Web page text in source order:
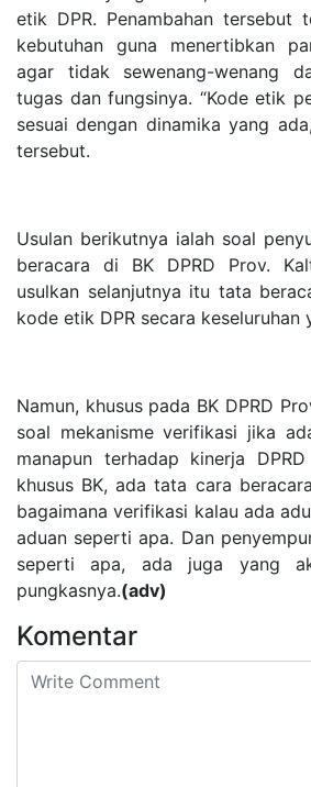
etik DPR. Penambahan tersebut
kebutuhan guna menertibkan
agar tidak sewenang-wenang
tugas dan fungsinya. “Kode etik
sesuai dengan dinamika yang
tersebut.
Usulan berikutnya ialah soal
beracara di BK DPRD Prov.
usulkan selanjutnya itu tata
kode etik DPR secara keseluruhan
Namun, khusus pada BK DPRD
soal mekanisme verifikasi jika
manapun terhadap kinerja
khusus BK, ada tata cara
bagaimana verifikasi kalau ada
aduan seperti apa. Dan
seperti apa, ada juga yang
pungkasnya.(adv)
Komentar